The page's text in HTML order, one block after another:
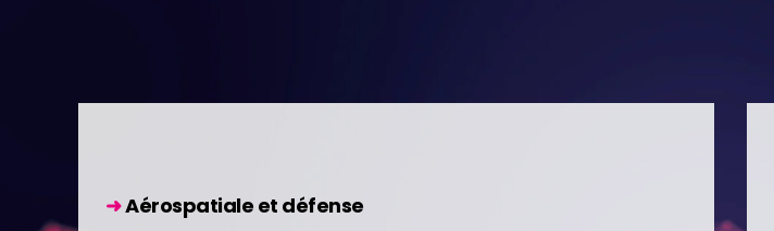
➜Aérospatiale et défense